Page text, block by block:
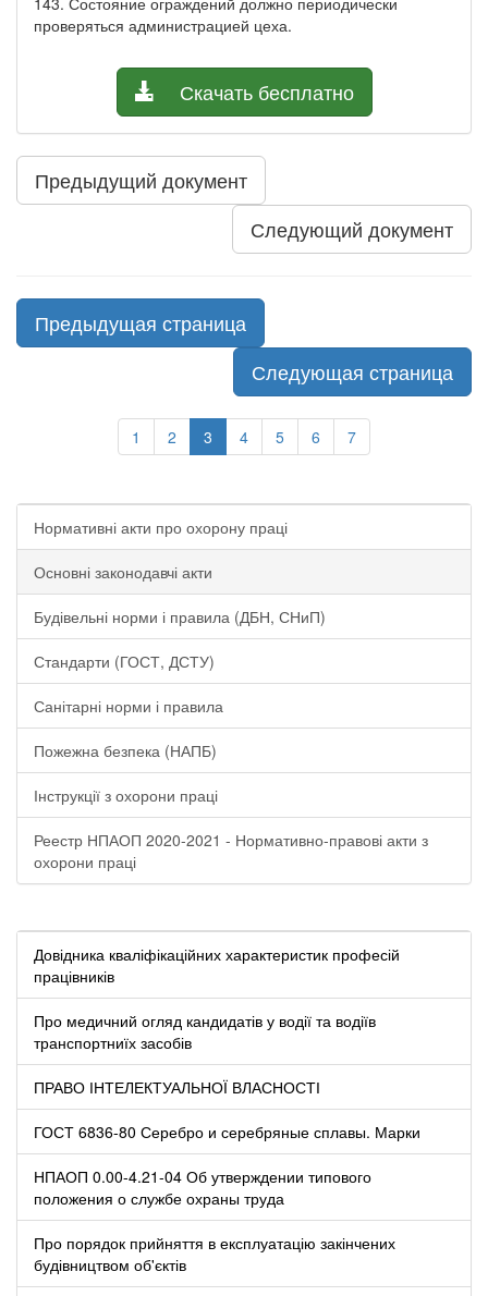
проверяться администрацией цеха.
Скачать бесплатно
Предыдущий документ
Следующий документ
Предыдущая страница
Следующая страница
1 2 3 4 5 6 7
Нормативні акти про охорону праці
Основні законодавчі акти
Будівельні норми і правила (ДБН, СНиП)
Стандарти (ГОСТ, ДСТУ)
Санітарні норми і правила
Пожежна безпека (НАПБ)
Інструкції з охорони праці
Реестр НПАОП 2020-2021 - Нормативно-правові акти з
охорони праці
Довідника кваліфікаційних характеристик професій
працівників
Про медичний огляд кандидатів у водії та водіїв
транспортниїх засобів
ПРАВО ІНТЕЛЕКТУАЛЬНОЇ ВЛАСНОСТІ
ГОСТ 6836-80 Серебро и серебряные сплавы. Марки
НПАОП 0.00-4.21-04 Об утверждении типового
положения о службе охраны труда
Про порядок прийняття в експлуатацію закінчених
будівництвом об'єктів